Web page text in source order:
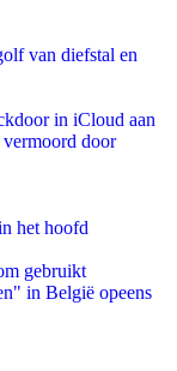
van diefstal en
in iCloud aan
door
het hoofd
gebruikt
in België opeens